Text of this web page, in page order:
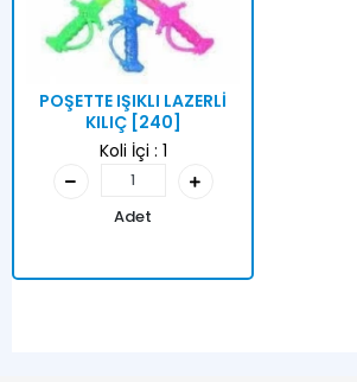
POŞETTE IŞIKLI LAZERLİ
KILIÇ [240]
Koli İçi : 1
Adet